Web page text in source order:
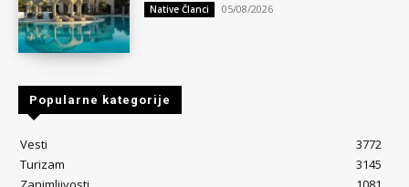
Native Članci 05/08/2026
Popularne kategorije
Vesti
3772
Turizam
3145